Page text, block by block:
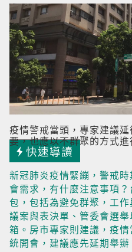
疫情警戒當頭，專家建議
要，也應以不群聚的方式進
快速導讀
新冠肺炎疫情緊繃，警戒
會需求，有什麼注意事項
包，包括為避免群聚，工
議案與表決單、管委會選
箱。房市專家則建議，疫
統開會，建議應先延期舉辦